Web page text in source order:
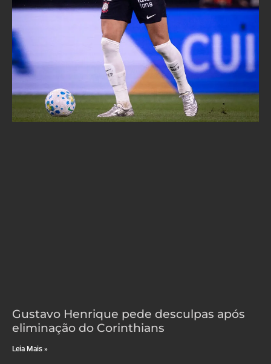
Gustavo Henrique pede desculpas após
eliminação do Corinthians
Leia Mais »